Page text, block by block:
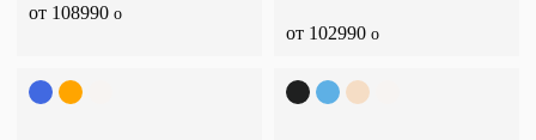
от 108990 o
от 102990 o